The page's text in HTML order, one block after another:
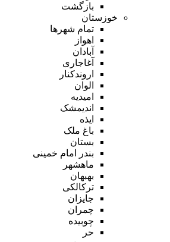
بازگشت
خوزستان
تمام شهر‌ها
اهواز
آبادان
آغاجاری
اروندکنار
الوان
امیدیه
اندیمشک
ایذه
باغ ملک
بستان
بندر امام خمینی
ماهشهر
بهبهان
ترکالکی
جایزان
چمران
چوبیده
حر